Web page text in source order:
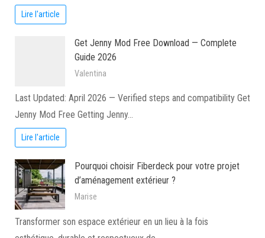
Lire l'article
Get Jenny Mod Free Download — Complete
Guide 2026
Valentina
Last Updated: April 2026 — Verified steps and compatibility Get
Jenny Mod Free Getting Jenny…
Lire l'article
Pourquoi choisir Fiberdeck pour votre projet
d’aménagement extérieur ?
Marise
Transformer son espace extérieur en un lieu à la fois